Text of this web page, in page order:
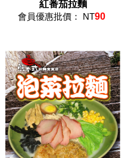
紅番茄拉麵
會員優惠批價： NT90